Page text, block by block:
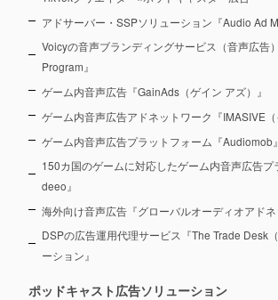
アドサーバー・SSPソリューション『Audio Ad
Voicyの音声ブランディングサービス（音声広告
Program』
ゲーム内音声広告『GainAds（ゲイン アズ）』
ゲーム内音声広告アドネットワーク『IMASIVE（
ゲーム内音声広告プラットフォーム『Audiomob』
150カ国のゲームに対応したゲーム内音声広告プ
deeo』
海外向け音声広告『グローバルオーディオアドネ
DSPの広告運用代理サービス『The Trade Desk
ーション』
ポッドキャスト広告ソリューション